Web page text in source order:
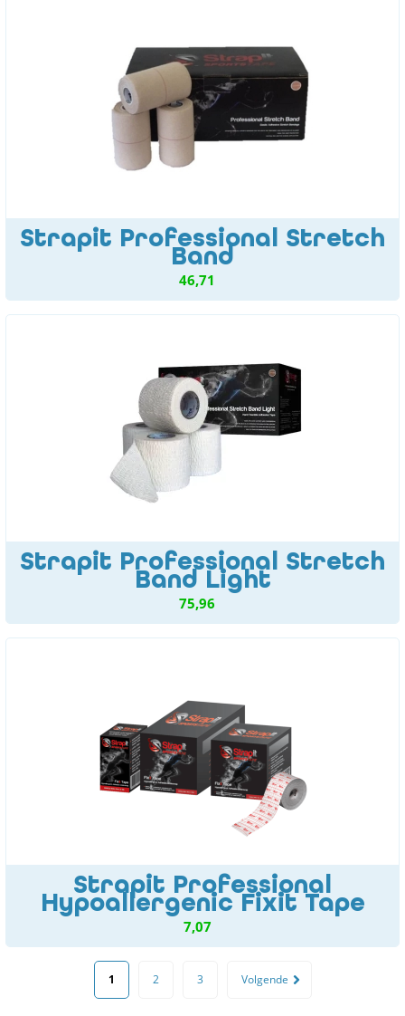
Strapit Professional Stretch
Band
46,71
Strapit Professional Stretch
Band Light
75,96
Strapit Professional
Hypoallergenic Fixit Tape
7,07
1 2 3 Volgende